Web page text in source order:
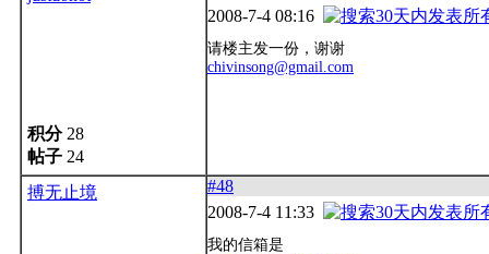
积分28
帖子 24
2008-7-4 08:16
请楼主发一份，谢谢
chivinsong@gmail.com
搏无止境
#48
2008-7-4 11:33
我的信箱是